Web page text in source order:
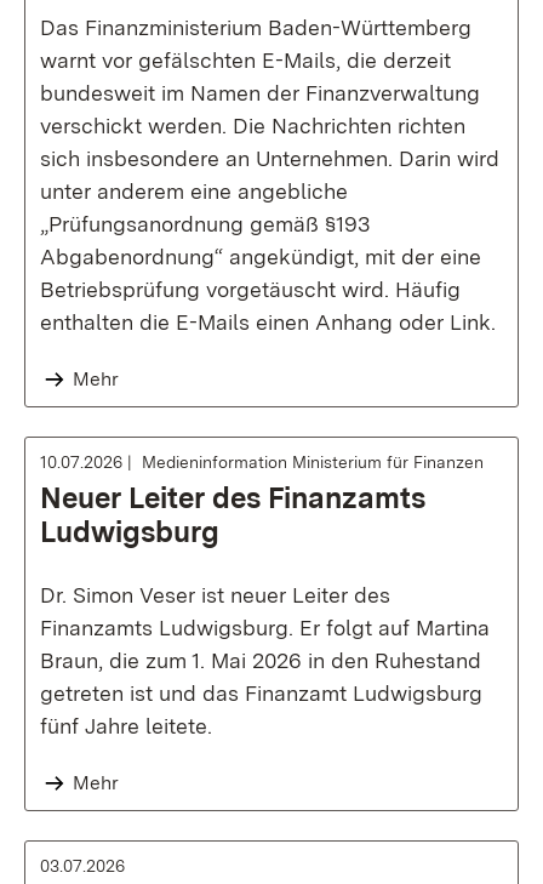
Das Finanzministerium Baden-Württemberg
warnt vor gefälschten E-Mails, die derzeit
bundesweit im Namen der Finanzverwaltung
verschickt werden. Die Nachrichten richten
sich insbesondere an Unternehmen. Darin wird
unter anderem eine angebliche
„Prüfungsanordnung gemäß §193
Abgabenordnung“ angekündigt, mit der eine
Betriebsprüfung vorgetäuscht wird. Häufig
enthalten die E-Mails einen Anhang oder Link.
Mehr
10.07.2026 Medieninformation Ministerium für Finanzen
Neuer Leiter des Finanzamts
Ludwigsburg
Dr. Simon Veser ist neuer Leiter des
Finanzamts Ludwigsburg. Er folgt auf Martina
Braun, die zum 1. Mai 2026 in den Ruhestand
getreten ist und das Finanzamt Ludwigsburg
fünf Jahre leitete.
Mehr
03.07.2026